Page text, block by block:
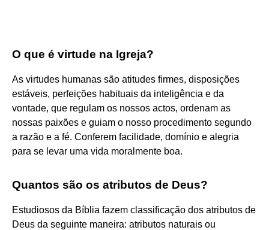
O que é virtude na Igreja?
As virtudes humanas são atitudes firmes, disposições
estáveis, perfeições habituais da inteligência e da
vontade, que regulam os nossos actos, ordenam as
nossas paixões e guiam o nosso procedimento segundo
a razão e a fé. Conferem facilidade, domínio e alegria
para se levar uma vida moralmente boa.
Quantos são os atributos de Deus?
Estudiosos da Bíblia fazem classificação dos atributos de
Deus da seguinte maneira: atributos naturais ou